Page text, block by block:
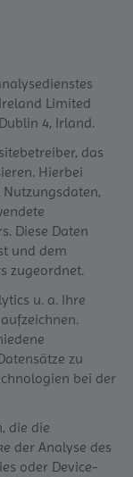
Limited
4, Irland.
das
Hierbei
Diese Daten
und dem
zugeordnet.
u. a. Ihre
zu
bei der
die die
der Analyse des
oder Device-